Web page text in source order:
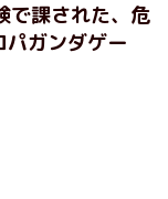
課された、危
ガンダゲー